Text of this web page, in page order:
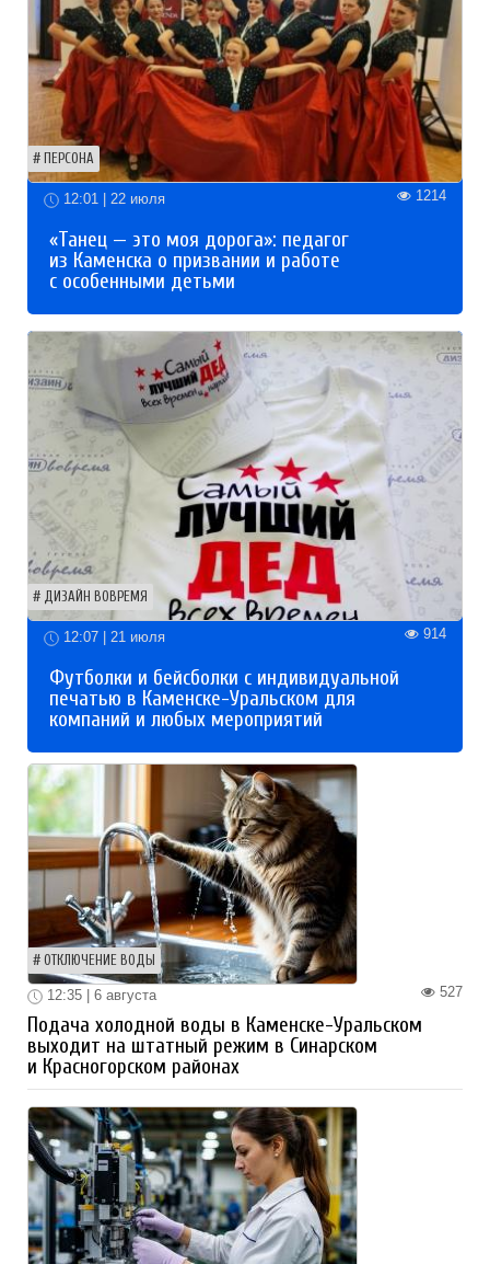
ПЕРСОНА
12:01 | 22 июля 1214
«Танец — это моя дорога»: педагог
из Каменска о призвании и работе
с особенными детьми
ДИЗАЙН ВОВРЕМЯ
12:07 | 21 июля 914
Футболки и бейсболки с индивидуальной
печатью в Каменске-Уральском для
компаний и любых мероприятий
ОТКЛЮЧЕНИЕ ВОДЫ
527
12:35 | 6 августа
Подача холодной воды в Каменске-Уральском
выходит на штатный режим в Синарском
и Красногорском районах